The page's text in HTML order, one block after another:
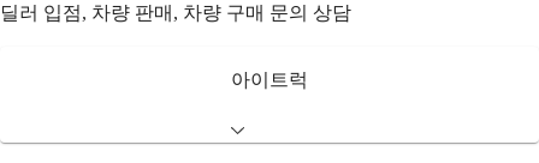
딜러 입점, 차량 판매, 차량 구매 문의 상담
아이트럭